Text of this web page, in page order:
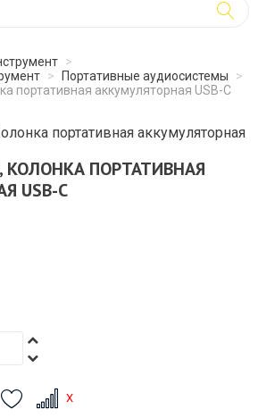
>
> Портативные аудиосистемы
>
портативная аккумуляторная USB-C
КОЛОНКА ПОРТАТИВНАЯ
USB-C